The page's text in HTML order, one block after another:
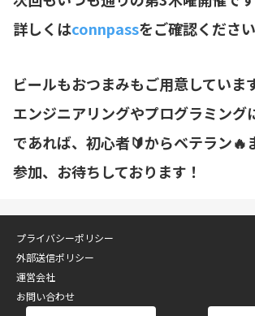
詳しくはconnpassをご確認ください
ビールもおつまみもご用意しています
エンジニアリングやプログラミング
であれば、初心者🔰からベテラン🔥
参加、お待ちしております！
プライバシーポリシー
外部送信ポリシー
運営会社
お問い合わせ